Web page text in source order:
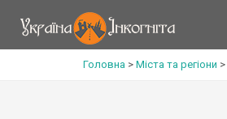
Головна > Міста та регіони >